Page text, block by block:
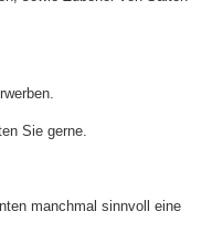
Sie gerne.
manchmal sinnvoll eine